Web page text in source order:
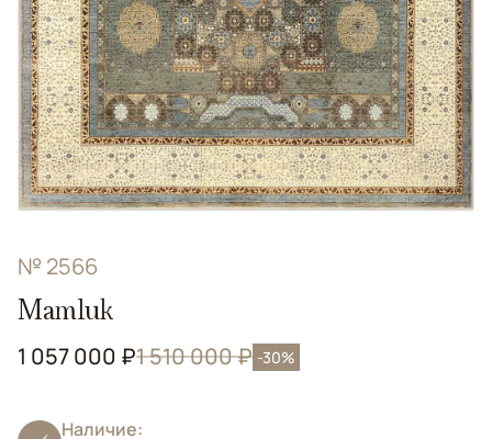
№ 2566
Mamluk
1 057 000 ₽1 510 000 ₽ -30%
Наличие: